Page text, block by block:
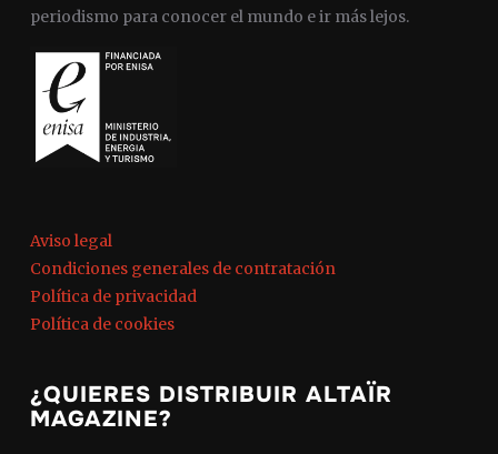
periodismo para conocer el mundo e ir más lejos.
Aviso legal
Condiciones generales de contratación
Política de privacidad
Política de cookies
¿QUIERES DISTRIBUIR ALTAÏR
MAGAZINE?